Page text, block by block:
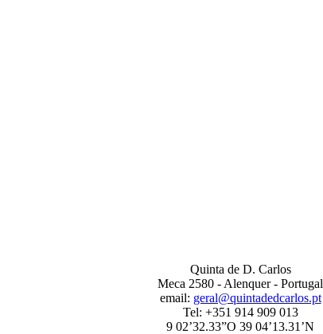
Quinta de D. Carlos
Meca 2580 - Alenquer - Portugal
email: geral@quintadedcarlos.pt
Tel: +351 914 909 013
9 02’32.33”O 39 04’13.31’N